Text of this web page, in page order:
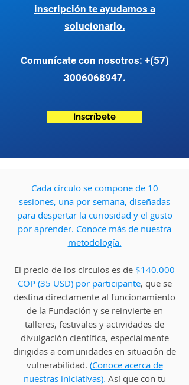
inscripción te ayudamos a
solucionarlo.
Comunícate con nosotros: +(57)
3006068947.
Inscríbete
Cada círculo se compone de 10
sesiones, una por semana, diseñadas
para despertar la curiosidad y el gusto
por aprender. Conoce más de nuestra
metodología.
El precio de los círculos es de $140.000
COP (35 USD) por participante, que se
destina directamente al funcionamiento
de la Fundación y se reinvierte en
talleres, festivales y actividades de
divulgación científica, especialmente
dirigidas a comunidades en situación de
vulnerabilidad. (Conoce acerca de
nuestras iniciativas). Así que con tu